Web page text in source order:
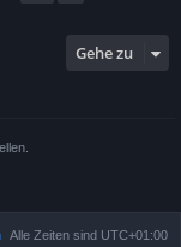
Gehe zu
Alle Zeiten sind UTC+01:00